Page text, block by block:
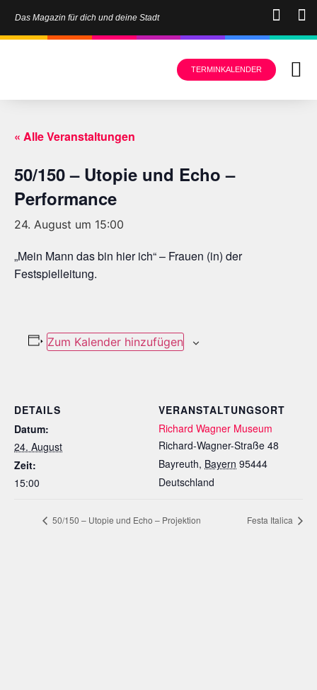
Das Magazin für dich und deine Stadt
TERMINKALENDER
« Alle Veranstaltungen
50/150 – Utopie und Echo –
Performance
24. August um 15:00
„Mein Mann das bin hier ich“ – Frauen (in) der
Festspielleitung.
Zum Kalender hinzufügen
DETAILS
Datum:
24. August
Zeit:
15:00
VERANSTALTUNGSORT
Richard Wagner Museum
Richard-Wagner-Straße 48
Bayreuth, Bayern 95444
Deutschland
50/150 – Utopie und Echo – Projektion Festa Italica